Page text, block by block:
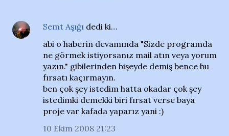
Semt Aşığı dedi ki…
abi o haberin devamında "Sizde programda
ne görmek istiyorsanız mail atın veya yorum
yazın." gibilerinden bişeyde demiş bence bu
fırsatı kaçırmayın.
ben çok şey istedim hatta okadar çok şey
istedimki demekki biri fırsat verse baya
proje var kafada yaparız yani :)
10 Ekim 2008 21:23